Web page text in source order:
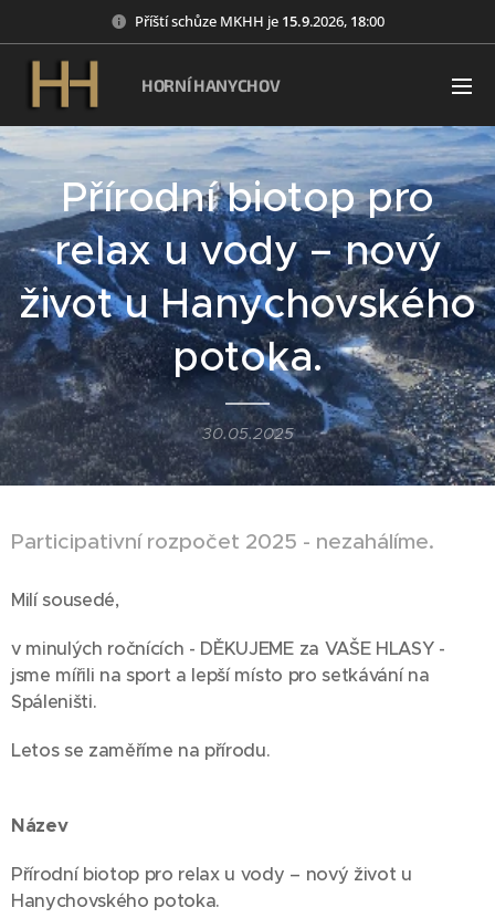
Příští schůze MKHH je 15.9.2026, 18:00
HORNÍ HANYCHOV
Přírodní biotop pro
relax u vody – nový
život u Hanychovského
potoka.
30.05.2025
Participativní rozpočet 2025 - nezahálíme.
Milí sousedé,
v minulých ročnících - DĚKUJEME za VAŠE HLASY -
jsme mířili na sport a lepší místo pro setkávání na
Spáleništi.
Letos se zaměříme na přírodu.
Název
Přírodní biotop pro relax u vody – nový život u
Hanychovského potoka.